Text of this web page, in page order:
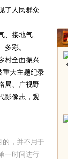
了人民群众
接地气、
彩。
村全面振兴
重大主题纪录
局、广视野
影像志，观
的，并不用于
一时间进行